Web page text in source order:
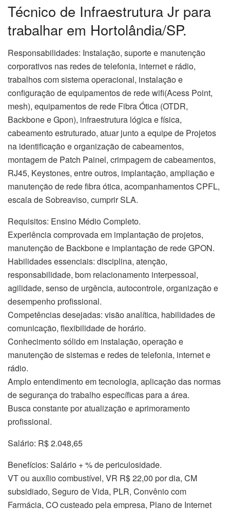
Técnico de Infraestrutura Jr para
trabalhar em Hortolândia/SP.
Responsabilidades: Instalação, suporte e manutenção
corporativos nas redes de telefonia, internet e rádio,
trabalhos com sistema operacional, instalação e
configuração de equipamentos de rede wifi(Acess Point,
mesh), equipamentos de rede Fibra Ótica (OTDR,
Backbone e Gpon), infraestrutura lógica e física,
cabeamento estruturado, atuar junto a equipe de Projetos
na identificação e organização de cabeamentos,
montagem de Patch Painel, crimpagem de cabeamentos,
RJ45, Keystones, entre outros, implantação, ampliação e
manutenção de rede fibra ótica, acompanhamentos CPFL,
escala de Sobreaviso, cumprir SLA.
Requisitos: Ensino Médio Completo.
Experiência comprovada em implantação de projetos,
manutenção de Backbone e implantação de rede GPON.
Habilidades essenciais: disciplina, atenção,
responsabilidade, bom relacionamento interpessoal,
agilidade, senso de urgência, autocontrole, organização e
desempenho profissional.
Competências desejadas: visão analítica, habilidades de
comunicação, flexibilidade de horário.
Conhecimento sólido em instalação, operação e
manutenção de sistemas e redes de telefonia, internet e
rádio.
Amplo entendimento em tecnologia, aplicação das normas
de segurança do trabalho específicas para a área.
Busca constante por atualização e aprimoramento
profissional.
Salário: R$ 2.048,65
Benefícios: Salário + % de periculosidade.
VT ou auxílio combustível, VR R$ 22,00 por dia, CM
subsidiado, Seguro de Vida, PLR, Convênio com
Farmácia, CO custeado pela empresa, Plano de Internet